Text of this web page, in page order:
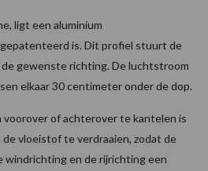
ligt een aluminium
is. Dit profiel stuurt de
gewenste richting. De luchtstroom
elkaar 30 centimeter onder de dop.
of achterover te kantelen is
vloeistof te verdraaien, zodat de
windrichting en de rijrichting een